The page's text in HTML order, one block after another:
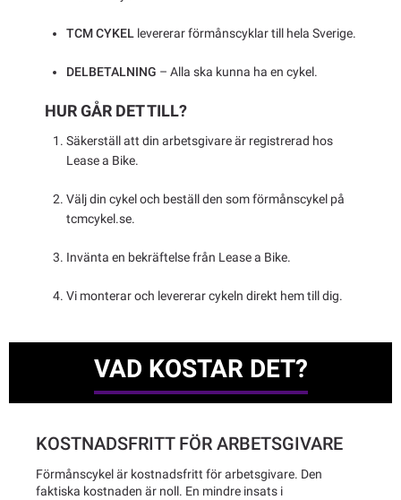
TCM CYKEL levererar förmånscyklar till hela Sverige.
DELBETALNING – Alla ska kunna ha en cykel.
HUR GÅR DET TILL?
Säkerställ att din arbetsgivare är registrerad hos
Lease a Bike.
Välj din cykel och beställ den som förmånscykel på
tcmcykel.se.
Invänta en bekräftelse från Lease a Bike.
Vi monterar och levererar cykeln direkt hem till dig.
VAD KOSTAR DET?
KOSTNADSFRITT FÖR ARBETSGIVARE
Förmånscykel är kostnadsfritt för arbetsgivare. Den
faktiska kostnaden är noll. En mindre insats i